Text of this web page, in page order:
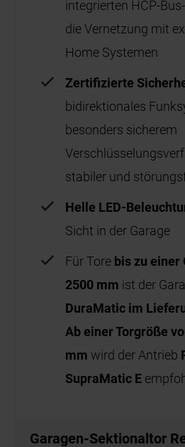
integrierten HCP-
die Vernetzung mit
Home Systemen
Zertifizierte
bidirektionales
besonders sicherem
stabiler und
Helle LED-
Sicht in der Garage
Für Tore bis zu einer
2500 mm ist der
DuraMatic im
Ab einer Torgröße
mm wird der Antrieb
SupraMatic E
Garagen-Sektionaltor